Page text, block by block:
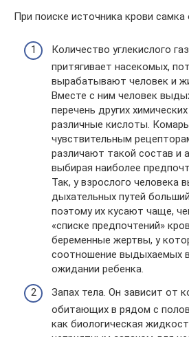
При поиске источника крови самка
Количество углекислого
притягивает насекомых,
вырабатывают человек и
Вместе с ним человек
перечень других
различные кислоты.
чувствительным
различают такой состав и
выбирая наиболее
Так, у взрослого человека
дыхательных путей
поэтому их кусают чаще,
«списке предпочтений»
беременные жертвы, у
соотношение выдыхаемых
ожидании ребенка.
Запах тела. Он зависит от
обитающих в рядом с
как биологическая